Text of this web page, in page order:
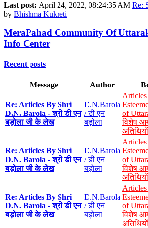
Last post: April 24, 2022, 08:24:35 AM Re:
by Bhishma Kukreti
MeraPahad Community Of
Info Center
Recent posts
Message Author
Re: Articles By Shri
D.N. Barola - श्री डी एन
बड़ोला जी के लेख
D.N.Barola
/ डी एन
बड़ोला
of
विशेष
Re: Articles By Shri
D.N. Barola - श्री डी एन
बड़ोला जी के लेख
D.N.Barola
/ डी एन
बड़ोला
of
विशेष
Re: Articles By Shri
D.N. Barola - श्री डी एन
बड़ोला जी के लेख
D.N.Barola
/ डी एन
बड़ोला
of
विशेष